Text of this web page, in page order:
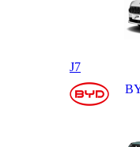
J7